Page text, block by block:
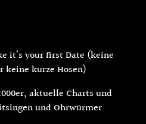
it’s your first Date (keine
keine kurze Hosen)
aktuelle Charts und
und Ohrwürmer